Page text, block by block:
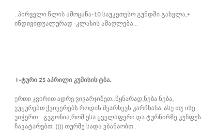
..პირველი წლის ამოცანა-10 საუკეთესო გუნდში გასვლა,+
ინდივიდუალურად -კლასის ამაღლება…
I -ტური 23 აპრილი კუმისის ტბა.
ერთი კვირით ადრე ვივარჯიშეთ..წყნარად,ნება ნება,
ვუყურებთ ქვივერებს როდის შეარხევს კარჩხანა, ასე თუ ისე
ვიჭერთ .. გვგონია,რომ ესა ყველაფერი და ტურნირზე კუნფუს
ჩავატარებთ..)))) თურმე სადა ვბანაობთ..